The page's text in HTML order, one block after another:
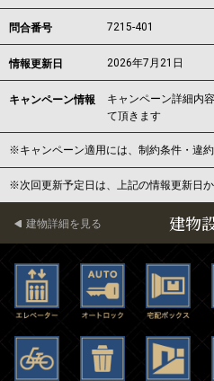
問合番号 7215-401
情報更新日 2026年7月21日
キャンペーン情報
キャンペーン詳細内
て頂きます
※キャンペーン適用には、制約条件・違
※次回更新予定日は、上記の情報更新日
建物
建物詳細を見る